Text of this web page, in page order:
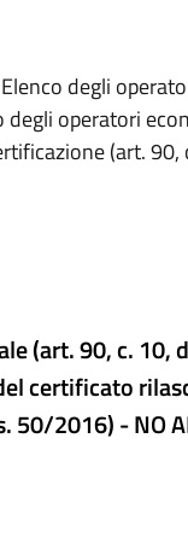
degli
operatori
(art. 90,
(art. 90, c. 10,
certificato
2016) - NO